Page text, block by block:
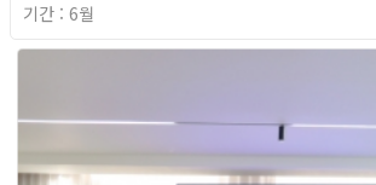
기간 : 6월